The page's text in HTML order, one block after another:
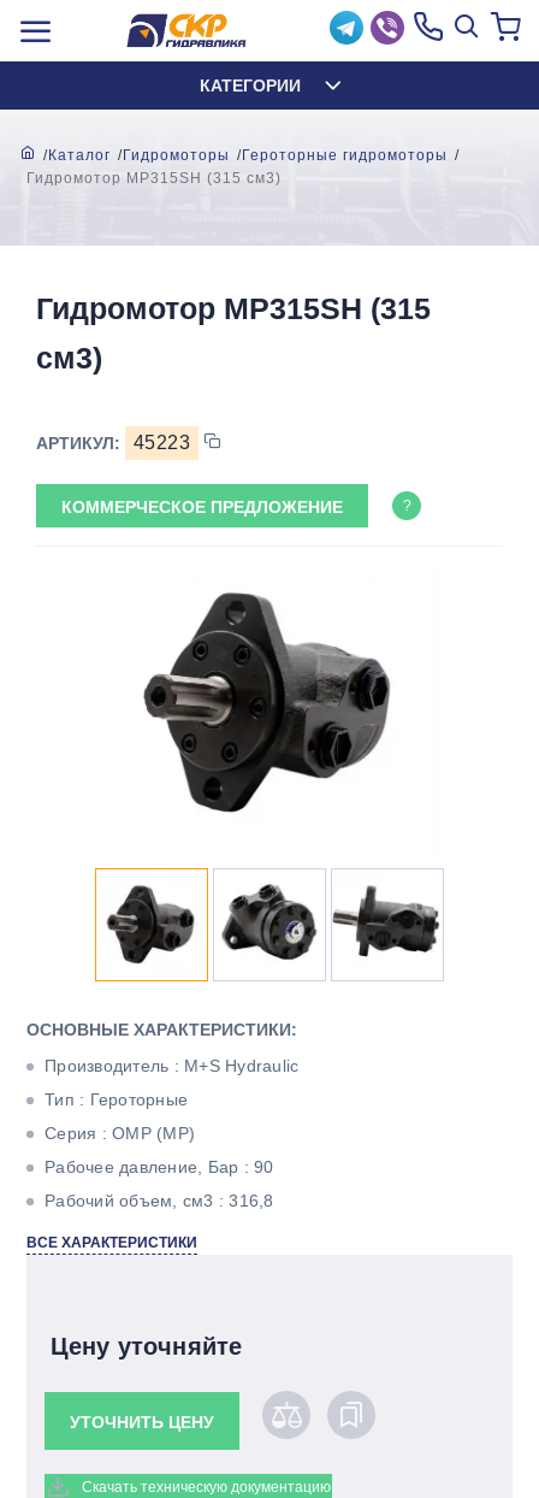
КАТЕГОРИИ
Каталог Гидромоторы
Героторные гидромоторы
Гидромотор MР315SH (315 см3)
Гидромотор MР315SH (315
см3)
АРТИКУЛ: 45223
КОММЕРЧЕСКОЕ ПРЕДЛОЖЕНИЕ ?
ОСНОВНЫЕ ХАРАКТЕРИСТИКИ:
Производитель : M+S Hydraulic
Тип : Героторные
Серия : OMР (MР)
Рабочее давление, Бар : 90
Рабочий объем, см3 : 316,8
Максимальный крутящий момент, Н*м : 380
ВСЕ ХАРАКТЕРИСТИКИ
Цену уточняйте
УТОЧНИТЬ ЦЕНУ
Скачать техническую документацию